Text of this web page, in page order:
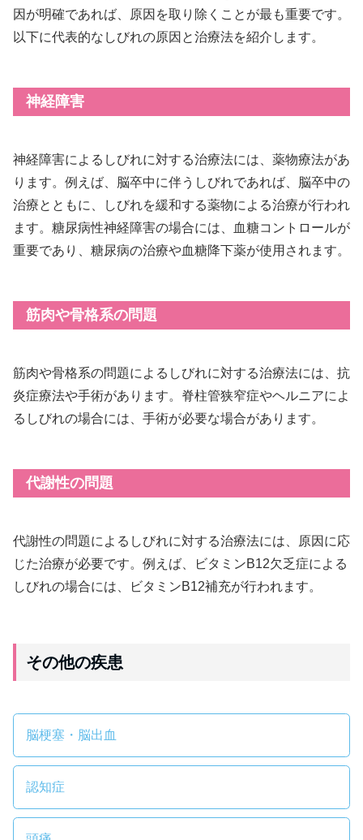
因が明確であれば、原因を取り除くことが最も重要です。
以下に代表的なしびれの原因と治療法を紹介します。
神経障害
神経障害によるしびれに対する治療法には、薬物療法があ
ります。例えば、脳卒中に伴うしびれであれば、脳卒中の
治療とともに、しびれを緩和する薬物による治療が行われ
ます。糖尿病性神経障害の場合には、血糖コントロールが
重要であり、糖尿病の治療や血糖降下薬が使用されます。
筋肉や骨格系の問題
筋肉や骨格系の問題によるしびれに対する治療法には、抗
炎症療法や手術があります。脊柱管狭窄症やヘルニアによ
るしびれの場合には、手術が必要な場合があります。
代謝性の問題
代謝性の問題によるしびれに対する治療法には、原因に応
じた治療が必要です。例えば、ビタミンB12欠乏症による
しびれの場合には、ビタミンB12補充が行われます。
その他の疾患
脳梗塞・脳出血
認知症